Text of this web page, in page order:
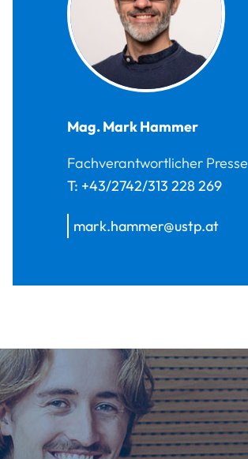
Mag.MarkHammer
Fachverantwortlicher Presse
T: +43/2742/313 228 269
mark.hammer@ustp.at